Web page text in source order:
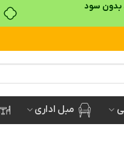
ترب‌پی
مبل اداری